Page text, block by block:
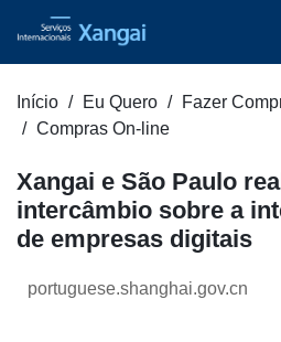
Início Eu Quero
Fazer
Compras On-line
Xangai e São Paulo
intercâmbio sobre a
de empresas digitais
portuguese.shanghai.gov.cn